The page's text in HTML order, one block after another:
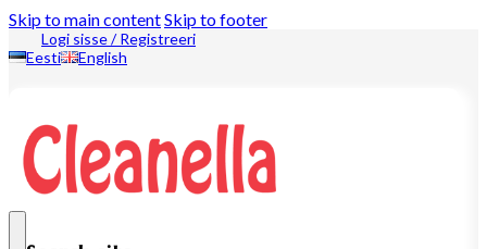
Skip to main contentSkip to footer
Logi sisse / Registreeri
Eesti
English